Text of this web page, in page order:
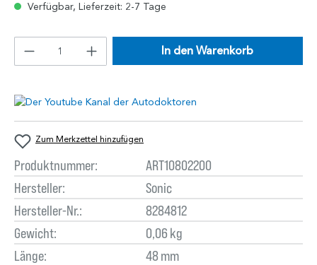
Verfügbar, Lieferzeit: 2-7 Tage
In den Warenkorb
Zum Merkzettel hinzufügen
Produktnummer:
ART10802200
Hersteller:
Sonic
Hersteller-Nr.:
8284812
Gewicht:
0,06 kg
Länge:
48 mm